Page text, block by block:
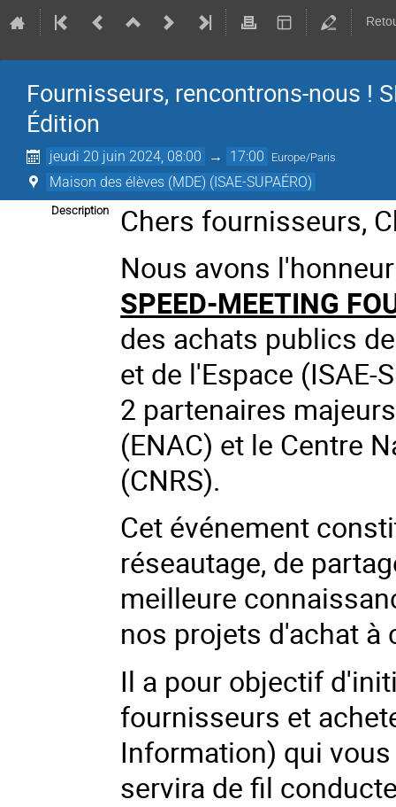
Fournisseurs, rencontrons-nous !
Édition
jeudi 20 juin 2024, 08:00 → 17:00 Europe/Paris
Maison des élèves (MDE) (ISAE-SUPAÉRO)
Description
Chers fournisseurs,
Nous avons
SPEED-MEETING
des achats publics
et de l'Espace (ISAE-
2 partenaires
(ENAC) et le Centre
(CNRS).
Cet événement
réseautage, de
meilleure
nos projets d'achat à
Il a pour objectif
fournisseurs et
Information) qui
servira de fil